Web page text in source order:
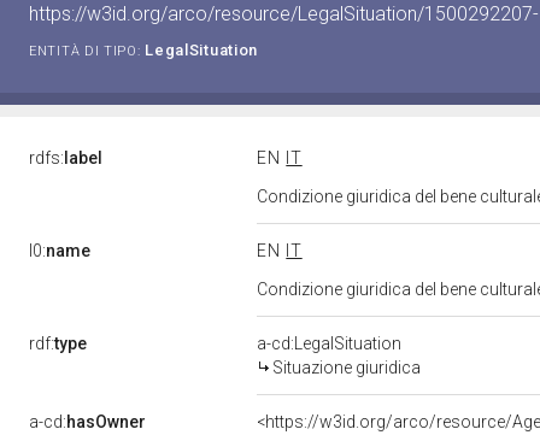
https://w3id.org/arco/resource/LegalSituation/
ENTITÀ DI TIPO: LegalSituation
rdfs: label EN
IT
Condizione giuridica del bene
l0:name EN
IT
Condizione giuridica del bene
rdf:type
a-cd:LegalSituation
Situazione giuridica
a-cd:hasOwner
<https://w3id.org/arco/resource/